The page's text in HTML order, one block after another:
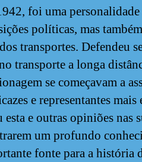
foi uma
políticas, mas
transportes. Defendeu
transporte a longa
se começavam a
e representantes
e outras opiniões nas
um profundo
fonte para a história